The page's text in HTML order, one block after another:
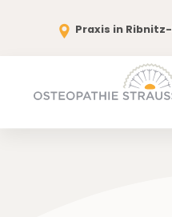
Praxis in